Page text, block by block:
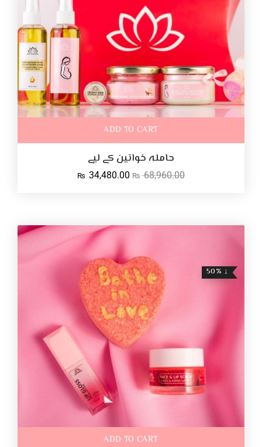
ADD TO CART
حاملہ خواتین کے لیے
₨ 68,960.00
₨ 34,480.00
↓ 50%
ADD TO CART